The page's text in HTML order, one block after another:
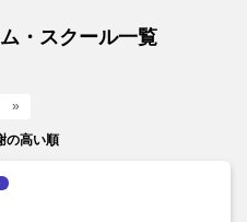
・スクール一覧
»
の高い順